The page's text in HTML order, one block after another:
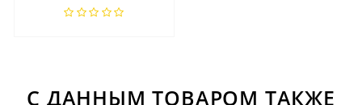
С ДАННЫМ ТОВАРОМ ТАКЖЕ